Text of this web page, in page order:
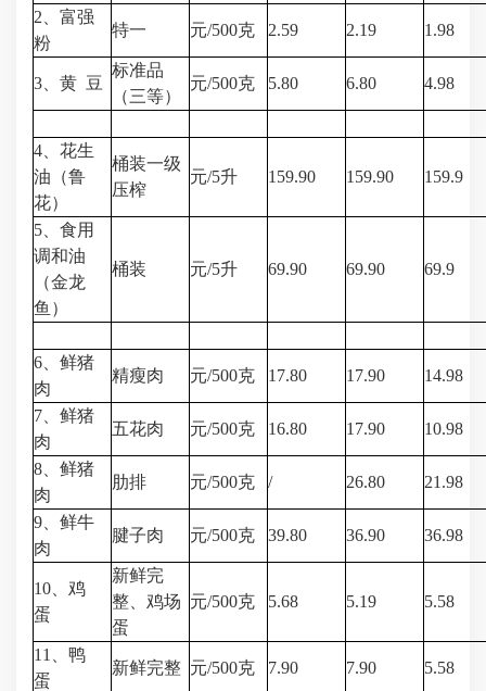
2、富强
粉
特一 元/500克 2.59 2.19 1.98
3、黄 豆
标准品
（三等）
元/500克 5.80 6.80 4.98
4、花生
油（鲁
花）
桶装一级
压榨
元/5升 159.90 159.90 159.9
5、食用
调和油
（金龙
鱼）
桶装 元/5升 69.90 69.90 69.9
6、鲜猪
肉
精瘦肉 元/500克 17.80 17.90 14.98
7、鲜猪
肉
五花肉 元/500克 16.80 17.90 10.98
8、鲜猪
肉
肋排 元/500克 / 26.80 21.98
9、鲜牛
肉
腱子肉 元/500克 39.80 36.90 36.98
10、鸡
蛋
新鲜完
整、鸡场
蛋
元/500克 5.68 5.19 5.58
11、鸭
蛋
新鲜完整 元/500克 7.90 7.90 5.58